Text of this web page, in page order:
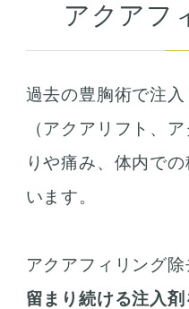
アクアフ
過去の豊胸術で注
（アクアリフト、
りや痛み、 体内で
います。
アクアフィリング
留まり続ける注入剤